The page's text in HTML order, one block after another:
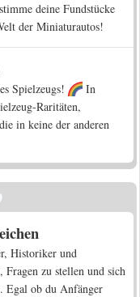
deine Fundstücke
der Miniaturautos!
Spielzeugs!
In
Raritäten,
in keine der anderen
Historiker und
zu stellen und sich
Egal ob du Anfänger